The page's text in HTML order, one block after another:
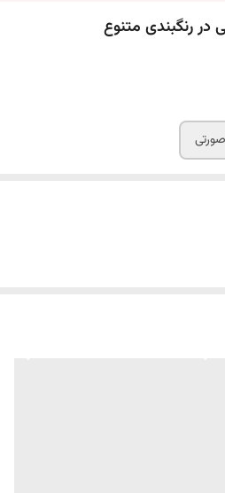
در رنگبندی متنوع
صورتی